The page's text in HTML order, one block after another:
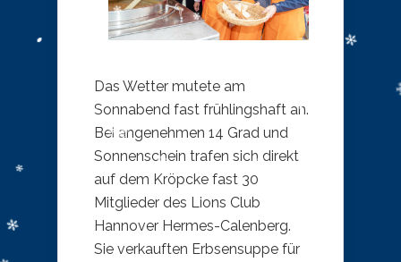
Das Wetter mutete am
Sonnabend fast frühlingshaft an.
Bei angenehmen 14 Grad und
Sonnenschein trafen sich direkt
auf dem Kröpcke fast 30
Mitglieder des Lions Club
Hannover Hermes-Calenberg.
Sie verkauften Erbsensuppe für